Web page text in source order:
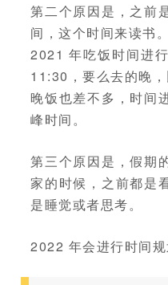
第二个原因是，之前
间，这个时间来读书。
2021 年吃饭时间进
11:30，要么去的晚，
晚饭也差不多，时间
峰时间。
第三个原因是，假期
家的时候，之前都是
是睡觉或者思考。
2022 年会进行时间规